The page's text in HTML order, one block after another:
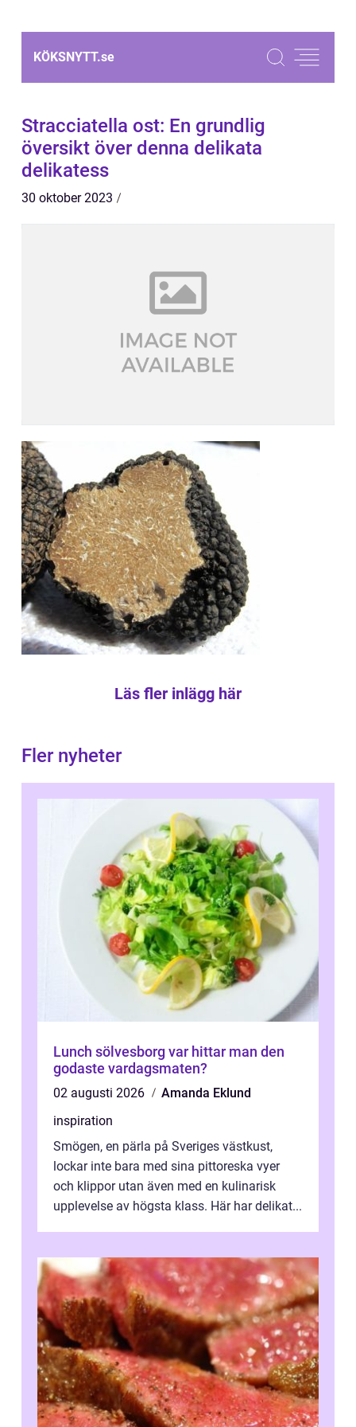
KÖKSNYTT.se
Stracciatella ost: En grundlig
översikt över denna delikata
delikatess
30 oktober 2023
Läs fler inlägg här
Fler nyheter
Lunch sölvesborg var hittar man den
godaste vardagsmaten?
02 augusti 2026
Amanda Eklund
inspiration
Smögen, en pärla på Sveriges västkust,
lockar inte bara med sina pittoreska vyer
och klippor utan även med en kulinarisk
upplevelse av högsta klass. Här har delikat...